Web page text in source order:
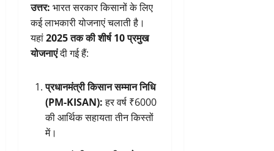
उत्तर: भारत सरकार किसानों के लिए
कई लाभकारी योजनाएं चलाती है।
यहां2025 तक की शीर्ष 10 प्रमुख
योजनाएंदी गई हैं:
प्रधानमंत्री किसान सम्मान निधि
(PM-KISAN):हर वर्ष ₹6000
की आर्थिक सहायता तीन किस्तों
में।